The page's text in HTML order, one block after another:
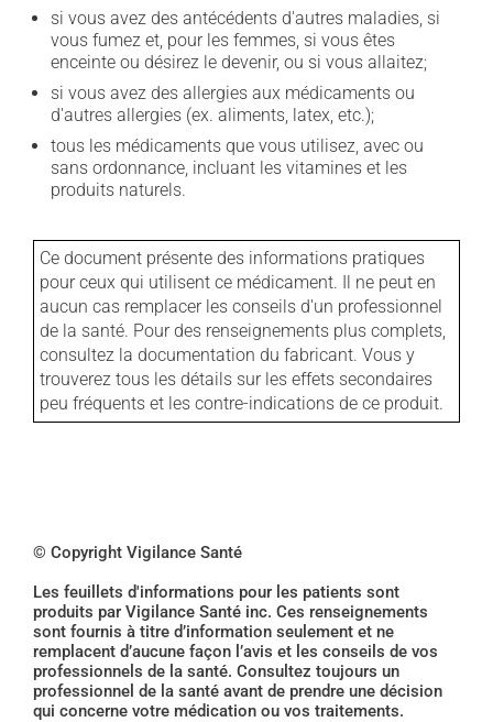
si vous avez des antécédents d'autres maladies, si
vous fumez et, pour les femmes, si vous êtes
enceinte ou désirez le devenir, ou si vous allaitez;
si vous avez des allergies aux médicaments ou
d'autres allergies (ex. aliments, latex, etc.);
tous les médicaments que vous utilisez, avec ou
sans ordonnance, incluant les vitamines et les
produits naturels.
Ce document présente des informations pratiques
pour ceux qui utilisent ce médicament. Il ne peut en
aucun cas remplacer les conseils d'un professionnel
de la santé. Pour des renseignements plus complets,
consultez la documentation du fabricant. Vous y
trouverez tous les détails sur les effets secondaires
peu fréquents et les contre-indications de ce produit.
© Copyright Vigilance Santé
Les feuillets d'informations pour les patients sont
produits par Vigilance Santé inc. Ces renseignements
sont fournis à titre d’information seulement et ne
remplacent d’aucune façon l’avis et les conseils de vos
professionnels de la santé. Consultez toujours un
professionnel de la santé avant de prendre une décision
qui concerne votre médication ou vos traitements.